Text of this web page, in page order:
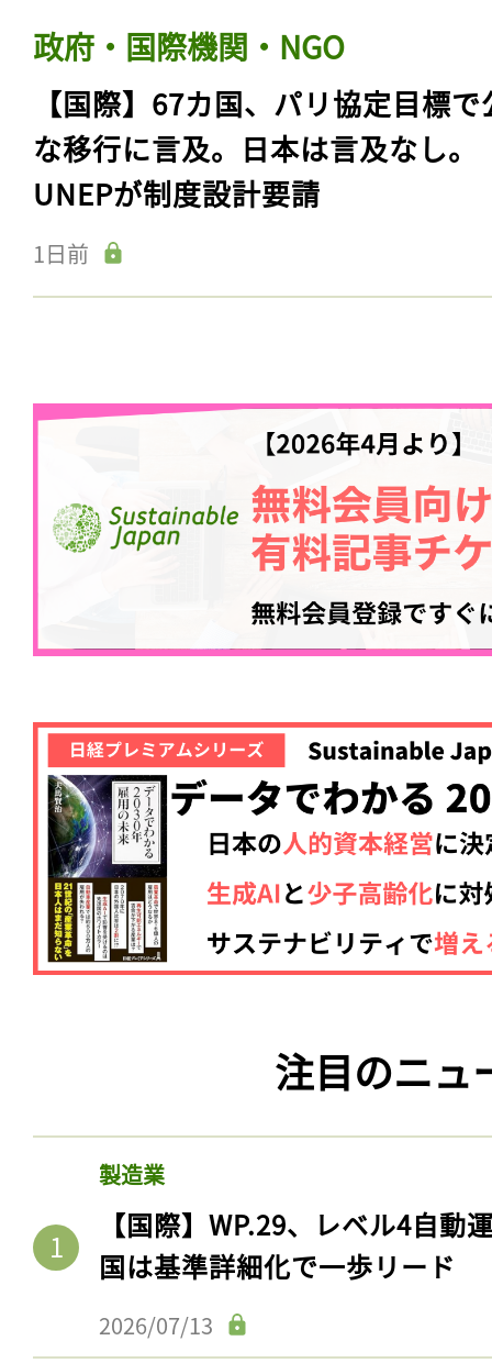
政府・国際機関・NGO
【国際】67カ国、パリ協定目標で
な移行に言及。日本は言及なし。
UNEPが制度設計要請
1日前
注目のニュ
製造業
【国際】WP.29、レベル4自動
国は基準詳細化で一歩リード
2026/07/13